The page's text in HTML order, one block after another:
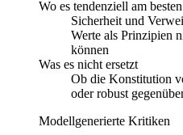
Wo es tendenziell am
Sicherheit und
Werte als Prinzipien
können
Was es nicht ersetzt
Ob die Konstitution
oder robust
Modellgenerierte Kritiken